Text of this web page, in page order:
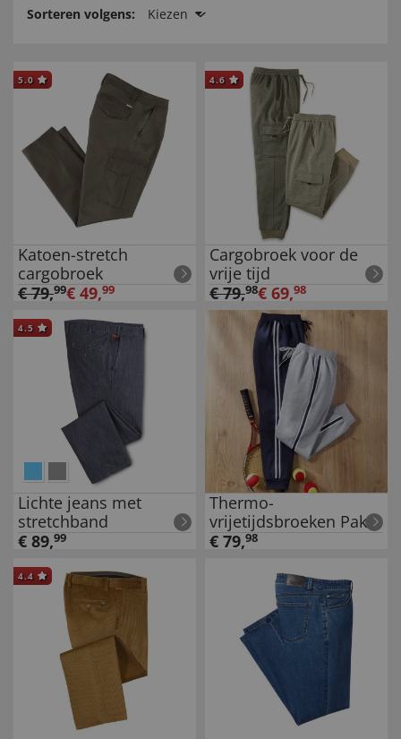
Sorteren volgens: Kiezen
5.0
Katoen-stretch
cargobroek
€79,99€ 49,99
4.6
Cargobroek voor de
vrije tijd
€79,98€ 69,98
4.5
Lichte jeans met
stretchband
€ 89,99
Thermo-
vrijetijdsbroeken Pak
van 2
€ 79,98
4.4